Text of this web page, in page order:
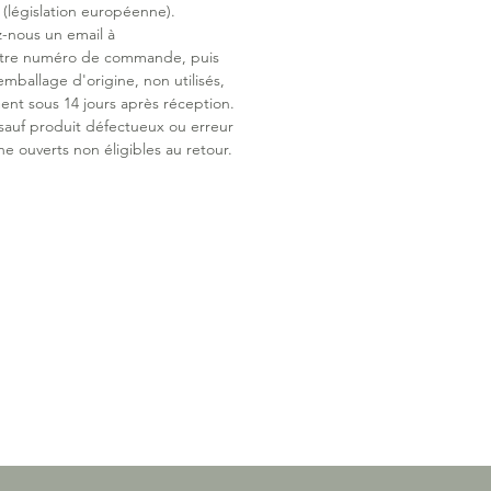
facile et rapide
zippée par la gauche ou
pour changer bébé sans le
sécurisé
pour faire passer les ceintures et
harnais au plus près du corps de
européenne).
nous un email à
numéro de commande, puis
d'origine, non utilisés,
sous 14 jours après réception.
produit défectueux ou erreur
ouverts non éligibles au retour.